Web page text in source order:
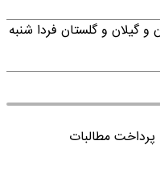
گیلان و گلستان فردا شنبه
مطالبات